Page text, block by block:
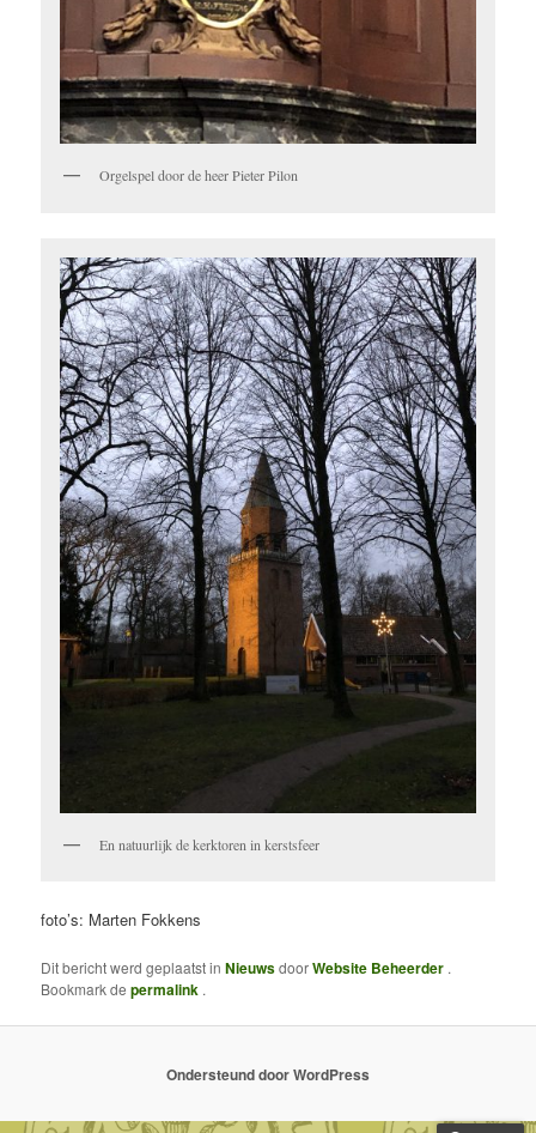
Orgelspel door de heer Pieter Pilon
En natuurlijk de kerktoren in kerstsfeer
foto’s: Marten Fokkens
Dit bericht werd geplaatst inNieuwsdoorWebsite Beheerder .
Bookmark depermalink .
Ondersteund door WordPress